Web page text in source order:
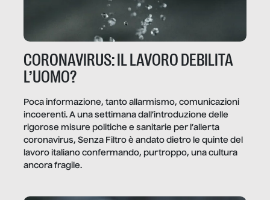
CORONAVIRUS: IL LAVORO DEBILITA
L’UOMO?
Poca informazione, tanto allarmismo, comunicazioni
incoerenti. A una settimana dall’introduzione delle
rigorose misure politiche e sanitarie per l’allerta
coronavirus, Senza Filtro è andato dietro le quinte del
lavoro italiano confermando, purtroppo, una cultura
ancora fragile.